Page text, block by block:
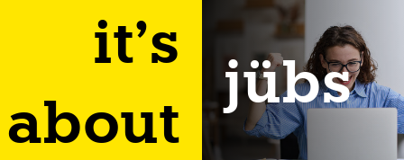
it’s
about
jübs